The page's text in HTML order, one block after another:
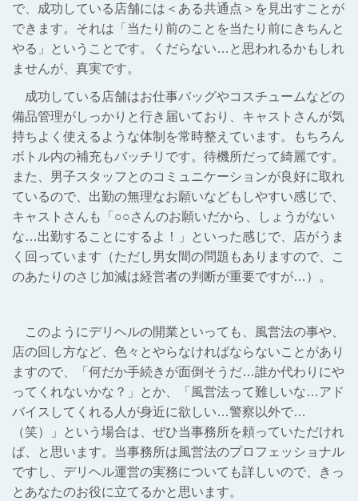
で、成功している店舗には＜ある共通点＞ を見出すことが
できます。 それは「当たり前のことを当たり前にきちんと
やる」ということです。くだらない…と思われるかもしれ
ませんが、真実です。
成功している店舗はお仕事バッグやコスチュームなどの
備品管理がしっかりと行き届いており、キャストさんが気
持ちよく使えるような体制を常時整えています。もちろん
ボトル内の補充もバッチリです。待機所だって綺麗です。
また、男子スタッフとのコミュニケーションが良好に取れ
ているので、出勤の無理なお願いなどもしやすい感じで、
キャストさんも「○○さんのお願いだから、しょうがない
な…出勤することにするよ！」といった感じで、店がうま
く回っています（ただし男女間の問題もありますので、こ
のあたりのさじ加減は経営者の判断が重要ですが…）。
このようにデリヘルの開業といっても、風営法の事や、
店の回し方など、色々とやらなければならないことがあり
ますので、「何だか手続きが面倒そうだ…誰か代わりにや
ってくれないかな？」とか、「風営法って難しいな…アド
バイスしてくれる人が身近に欲しい…警察以外で…
（笑）」という場合は、ぜひ当事務所を頼っていただけれ
ば、と思います。当事務所は風営法のプロフェッショナル
ですし、デリヘル運営の実務についても詳しいので、きっ
とあなたのお役に立てるかと思います。